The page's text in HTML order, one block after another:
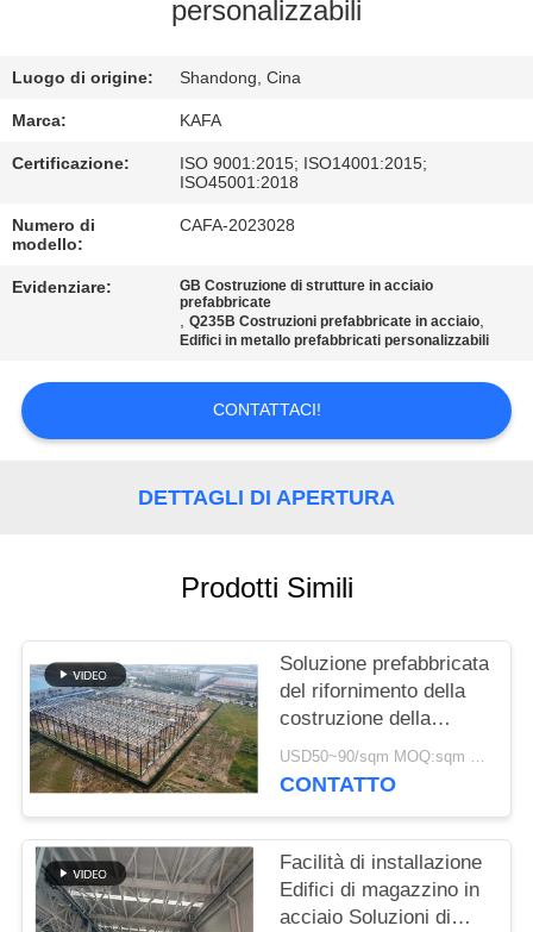
ALLA
FABBRICA
CONTROLLO
DELLA
QUALITÀ
CONTATTACI
NOTIZIE
SITO
POLITICA
SULLA
RISERVATEZZA
personalizzabili
Luogo di origine: Shandong, Cina
Marca: KAFA
Certificazione:
ISO 9001:2015; ISO14001:2015;
ISO45001:2018
Numero di
modello:
CAFA-2023028
Evidenziare:
GB Costruzione di strutture in acciaio
prefabbricate
,Q235B Costruzioni prefabbricate in acciaio,
Edifici in metallo prefabbricati personalizzabili
CONTATTACI!
DETTAGLI DI APERTURA
Prodotti Simili
Soluzione prefabbricata
del rifornimento della
costruzione della
struttura d'acciaio per
industria
USD50~90/sqm MOQ:sqm 1000
CONTATTO
Facilità di installazione
Edifici di magazzino in
acciaio Soluzioni di